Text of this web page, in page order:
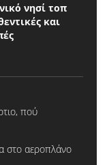
νησί τοπ
και
πού
στο αεροπλάνο